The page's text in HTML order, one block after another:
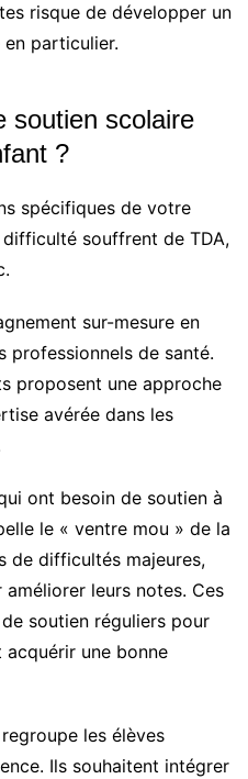
risque de développer un
particulier.
soutien scolaire
?
spécifiques de votre
souffrent de TDA,
sur-mesure en
professionnels de santé.
proposent une approche
avérée dans les
ont besoin de soutien à
le « ventre mou » de la
de difficultés majeures,
améliorer leurs notes. Ces
soutien réguliers pour
une bonne
les élèves
Ils souhaitent intégrer